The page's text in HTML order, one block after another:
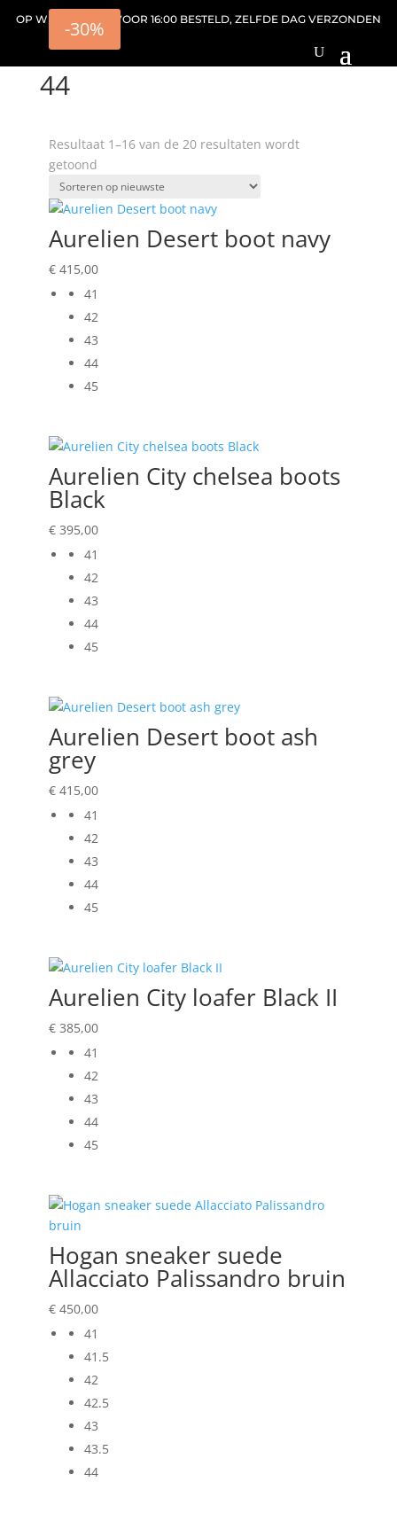
OP WERKDAGEN VOOR 16:00 BESTELD, ZELFDE DAG VERZONDEN
44
Resultaat 1–16 van de 20 resultaten wordt
getoondGesorteerd
op
nieuwste
Aurelien Desert boot navy
€415,00
41
42
43
44
45
Aurelien City chelsea boots
Black
€395,00
41
42
43
44
45
Aurelien Desert boot ash
grey
€415,00
41
42
43
44
45
Aurelien City loafer Black II
€385,00
41
42
43
44
45
Hogan sneaker suede
Allacciato Palissandro bruin
€450,00
41
41.5
42
42.5
43
43.5
44
-30%